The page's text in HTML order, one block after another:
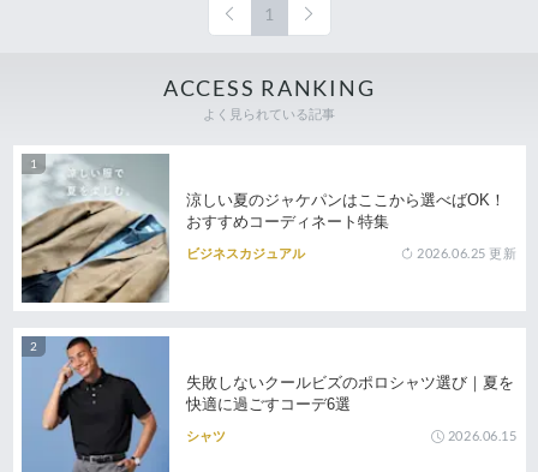
1
ACCESS RANKING
よく見られている記事
涼しい夏のジャケパンはここから選べばOK！
おすすめコーディネート特集
ビジネスカジュアル 2026.06.25 更新
失敗しないクールビズのポロシャツ選び｜夏を
快適に過ごすコーデ6選
シャツ 2026.06.15